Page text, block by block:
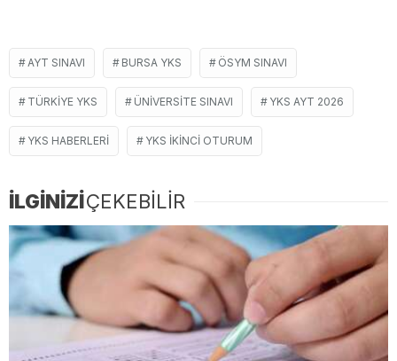
AYT SINAVI BURSA YKS ÖSYM SINAVI
TÜRKIYE YKS ÜNIVERSITE SINAVI YKS AYT 2026
YKS HABERLERI YKS IKINCI OTURUM
İLGİNİZİÇEKEBİLİR